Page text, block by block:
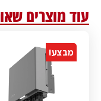
עוד מוצרים
מבצע!